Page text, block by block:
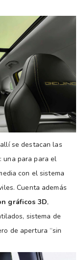
se destacan las
: una para para el
con el sistema
Cuenta además
gráficos 3D,
sistema de
de apertura “sin